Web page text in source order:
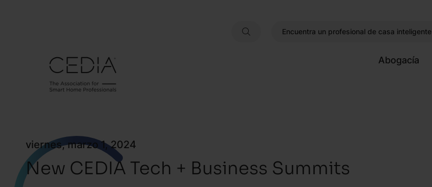
Encuentra un profesional de casa inteligente
Abogacía
viernes, marzo 1, 2024
New CEDIA Tech + Business Summits